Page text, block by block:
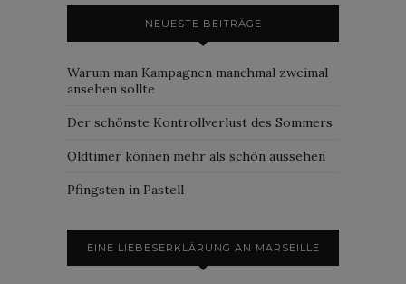
NEUESTE BEITRÄGE
Warum man Kampagnen manchmal zweimal
ansehen sollte
Der schönste Kontrollverlust des Sommers
Oldtimer können mehr als schön aussehen
Pfingsten in Pastell
EINE LIEBESERKLÄRUNG AN MARSEILLE